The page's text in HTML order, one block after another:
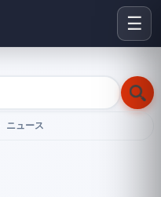
☰
ニュース